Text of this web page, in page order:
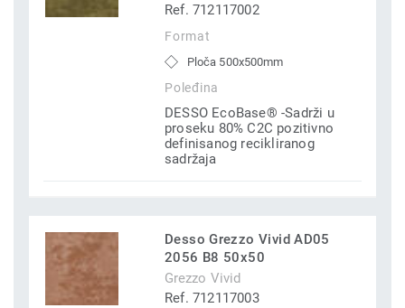
Ref. 712117002
Format
Ploča 500x500mm
Poleđina
DESSO EcoBase® -Sadrži u
proseku 80% C2C pozitivno
definisanog recikliranog
sadržaja
Desso Grezzo Vivid AD05
2056 B8 50x50
Grezzo Vivid
Ref. 712117003